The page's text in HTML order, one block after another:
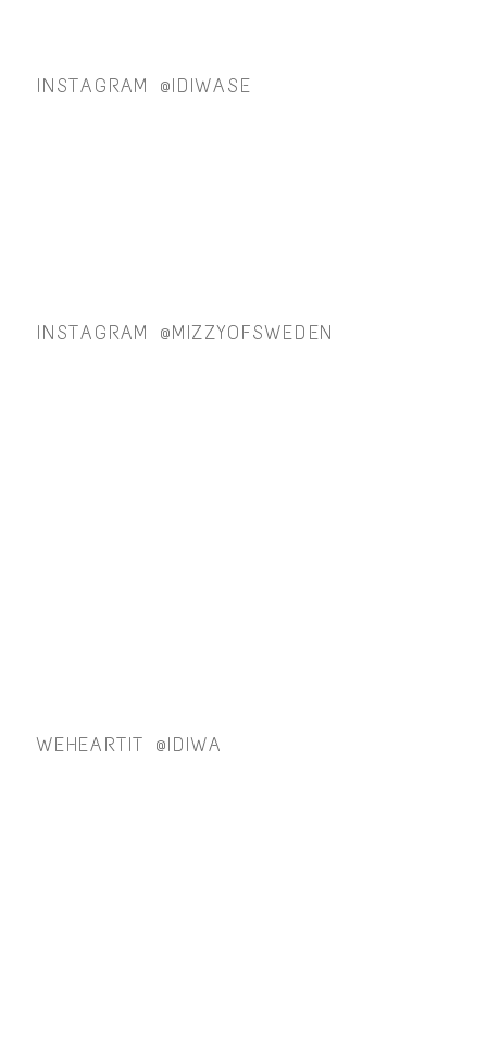
INSTAGRAM @IDIWASE
INSTAGRAM @MIZZYOFSWEDEN
WEHEARTIT @IDIWA